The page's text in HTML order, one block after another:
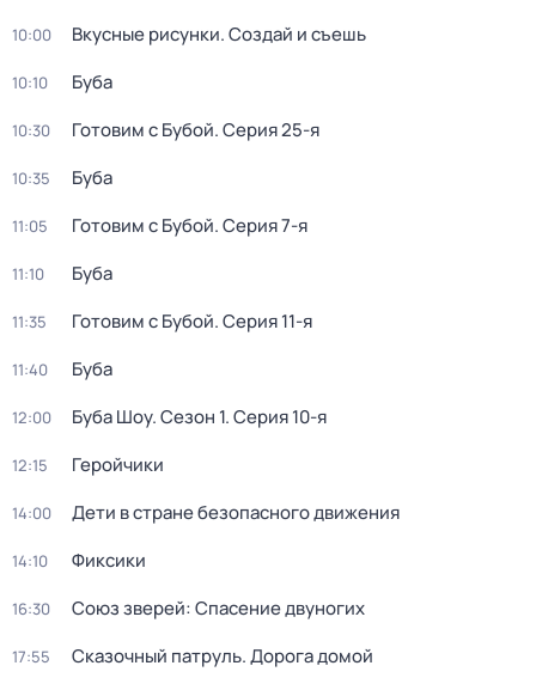
10:00 Вкусные рисунки. Создай и съешь
10:10 Буба
10:30 Готовим с Бубой. Серия 25-я
10:35 Буба
11:05 Готовим с Бубой. Серия 7-я
11:10 Буба
11:35 Готовим с Бубой. Серия 11-я
11:40 Буба
12:00 Буба Шоу. Сезон 1. Серия 10-я
12:15 Геройчики
14:00 Дети в стране безопасного движения
14:10 Фиксики
16:30 Союз зверей: Спасение двуногих
17:55 Сказочный патруль. Дорога домой